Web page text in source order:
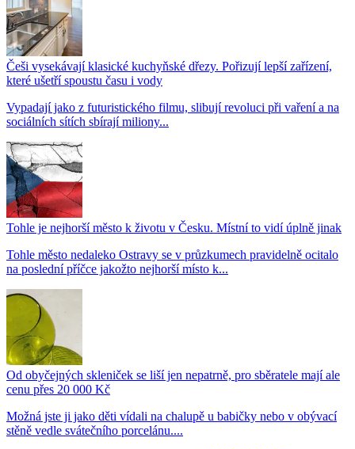
Češi vysekávají klasické kuchyňské dřezy. Pořizují lepší zařízení,
které ušetří spoustu času i vody
Vypadají jako z futuristického filmu, slibují revoluci při vaření a na
sociálních sítích sbírají miliony...
Tohle je nejhorší město k životu v Česku. Místní to vidí úplně jinak
Tohle město nedaleko Ostravy se v průzkumech pravidelně ocitalo
na poslední příčce jakožto nejhorší místo k...
Od obyčejných skleniček se liší jen nepatrně, pro sběratele mají ale
cenu přes 20 000 Kč
Možná jste ji jako děti vídali na chalupě u babičky nebo v obývací
stěně vedle svátečního porcelánu....